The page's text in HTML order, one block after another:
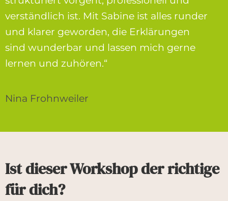
verständlich ist. Mit Sabine ist alles runder
und klarer geworden, die Erklärungen
sind wunderbar und lassen mich gerne
lernen und zuhören.“
Nina Frohnweiler
Ist dieser Workshop der richtige
für dich?